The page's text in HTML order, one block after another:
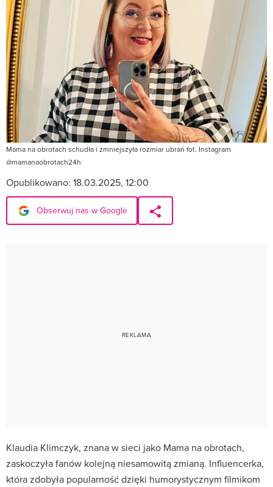
Mama na obrotach schudła i zmniejszyła rozmiar ubrań fot. Instagram
@mamanaobrotach24h
Opublikowano: 18.03.2025, 12:00
Obserwuj nas w Google
Klaudia Klimczyk, znana w sieci jako Mama na obrotach,
zaskoczyła fanów kolejną niesamowitą zmianą. Influencerka,
która zdobyła popularność dzięki humorystycznym filmikom